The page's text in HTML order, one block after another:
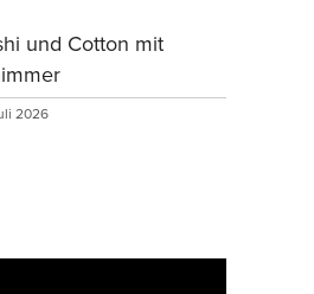
und Cotton mit
2026